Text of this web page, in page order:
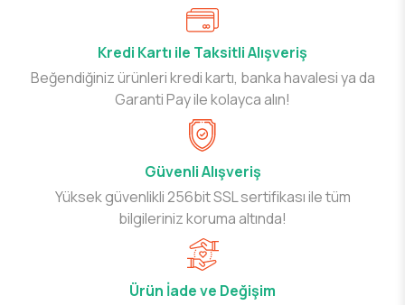
Kredi Kartı ile Taksitli Alışveriş
Beğendiğiniz ürünleri kredi kartı, banka havalesi ya da
Garanti Pay ile kolayca alın!
Güvenli Alışveriş
Yüksek güvenlikli 256bit SSL sertifikası ile tüm
bilgileriniz koruma altında!
Ürün İade ve Değişim